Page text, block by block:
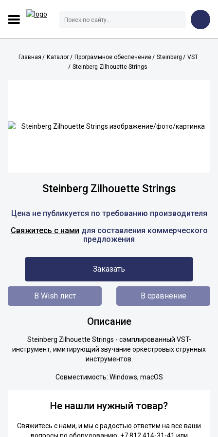
Главная Каталог Программное обеспечение Steinberg
VST
Steinberg Zilhouette Strings
Steinberg Zilhouette Strings
Цена не публикуется по требованию производителя
Свяжитесь с нами для составления коммерческого
предложения
Заказать
В Wish лист В сравнение
Описание
Steinberg Zilhouette Strings - сэмплированный VST-
инструмент, имитирующий звучание оркестровых струнных
инструментов.
Совместимость: Windows, macOS
Не нашли нужный товар?
Свяжитесь с нами, и мы с радостью ответим на все ваши